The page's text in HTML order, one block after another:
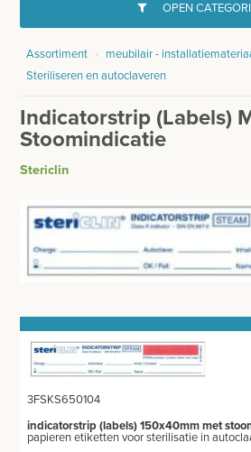
INFO
BESURGICAL - INSTRUMENTARIUM
registreer
login
Prijzen
Prijzen worden nu inclusief BTW
OPEN
GYNAECOLOGIE
WOND- EN VERBANDMATERIAAL
HANDSCHOENEN
HECHTINGSMATERIAAL
OPERATIE-PROTECTIEMATERIAAL
EHBO
APPARATUUR EN DIAGNOSE
VERBRUIKSMATERIAAL
Assortiment › meubilair -
Steriliseren en autoclaveren
Indicatorstrip (labels)
Stoomindicatie
Stericlin
3FSKS650104
indicatorstrip (labels) 150x40mm met
papieren etiketten voor sterilisatie in